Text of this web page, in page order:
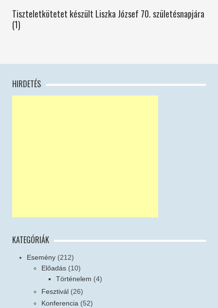
Tiszteletkötetet készült Liszka József 70. születésnapjára
(1)
HIRDETÉS
KATEGÓRIÁK
Esemény (212)
Előadás (10)
Történelem (4)
Fesztivál (26)
Konferencia (52)